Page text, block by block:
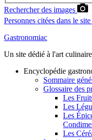
Rechercher des images
Personnes citées dans le site
Gastronomiac
Un site dédié à l'art
Encyclopédie
Sommaire
Glossaire des
Les
Les
Les
Les